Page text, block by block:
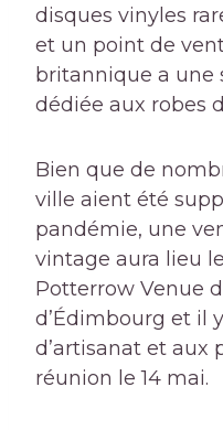
disques vinyles
et un point de
britannique a une
dédiée aux robes
Bien que de
ville aient été
pandémie, une
vintage aura lieu
Potterrow Venue
d’Édimbourg et il
d’artisanat et aux
réunion le 14 mai.